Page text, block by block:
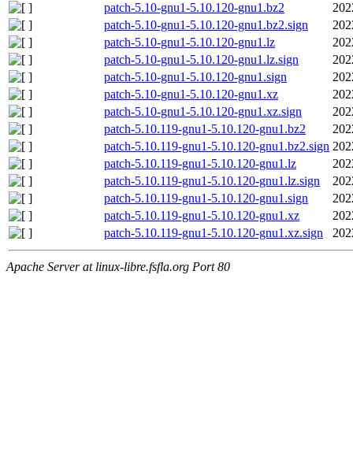
patch-5.10-gnu1-5.10.120-gnu1.bz2
patch-5.10-gnu1-5.10.120-gnu1.bz2.sign
patch-5.10-gnu1-5.10.120-gnu1.lz
patch-5.10-gnu1-5.10.120-gnu1.lz.sign
patch-5.10-gnu1-5.10.120-gnu1.sign
patch-5.10-gnu1-5.10.120-gnu1.xz
patch-5.10-gnu1-5.10.120-gnu1.xz.sign
patch-5.10.119-gnu1-5.10.120-gnu1.bz2
patch-5.10.119-gnu1-5.10.120-gnu1.bz2.sign
patch-5.10.119-gnu1-5.10.120-gnu1.lz
patch-5.10.119-gnu1-5.10.120-gnu1.lz.sign
patch-5.10.119-gnu1-5.10.120-gnu1.sign
patch-5.10.119-gnu1-5.10.120-gnu1.xz
patch-5.10.119-gnu1-5.10.120-gnu1.xz.sign
Apache Server at linux-libre.fsfla.org Port 80